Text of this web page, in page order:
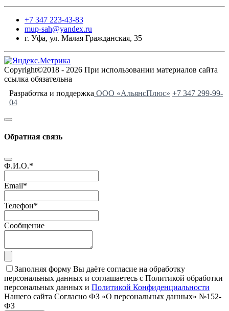
+7 347 223-43-83
mup-sah@yandex.ru
г. Уфа, ул. Малая Гражданская, 35
Copyright©2018 - 2026 При использовании материалов сайта
ссылка обязательна
Разработка и поддержка ООО «АльянсПлюс» +7 347 299-99-
04
Обратная связь
Ф.И.О.*
Email*
Телефон*
Сообщение
Заполняя форму Вы даёте согласие на обработку
персональных данных и соглашаетесь с Политикой обработки
персональных данных и Политикой Конфиденциальности
Нашего сайта Согласно ФЗ «О персональных данных» №152-
ФЗ